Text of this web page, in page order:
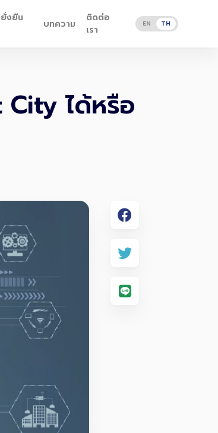
งยืน บทความ
ติดต่อ
เรา
EN TH
City ได้หรือ